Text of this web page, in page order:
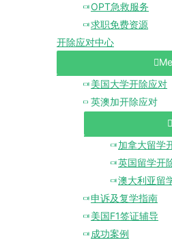
OPT急救服务
求职免费资源
开除应对中心
美国大学开除应对
英澳加开除应对
加拿大留学
英国留学开
澳大利亚留
申诉及复学指南
美国F1签证辅导
成功案例